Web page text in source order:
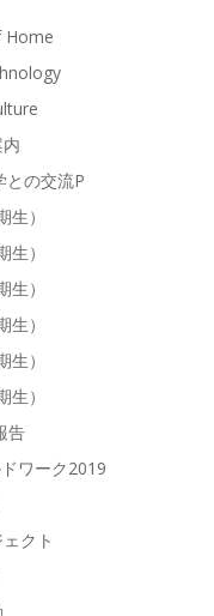
Home
との交流P
）
）
）
）
）
）
告
ワーク2019
クト